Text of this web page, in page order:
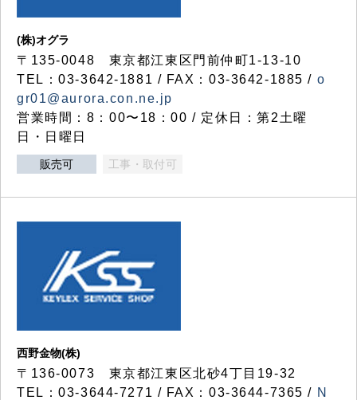
(株)オグラ
〒135-0048 東京都江東区門前仲町1-13-10
TEL：03-3642-1881 / FAX：03-3642-1885 / o
gr01@aurora.con.ne.jp
営業時間：8：00〜18：00 / 定休日：第2土曜
日・日曜日
販売可 工事・取付可
西野金物(株)
〒136-0073 東京都江東区北砂4丁目19-32
TEL：03‐3644‐7271 / FAX：03-3644-7365 / N